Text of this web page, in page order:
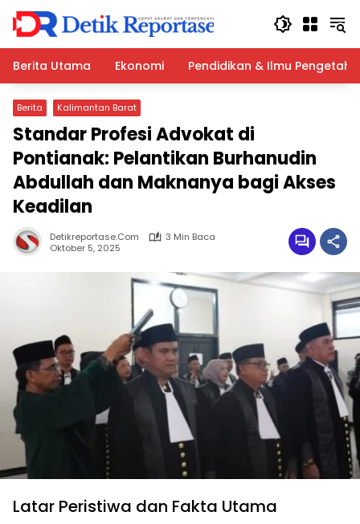
Langsung
konten
Berita Utama
Ekonomi Pendidikan & Ilmu
Berita Kalimantan Barat
Standar Profesi Advokat di
Pontianak: Pelantikan Burhanudin
Abdullah dan Maknanya bagi Akses
Keadilan
Detikreportase.com
3 Min Baca
Oktober 5, 2025
Latar Peristiwa dan Fakta Utama